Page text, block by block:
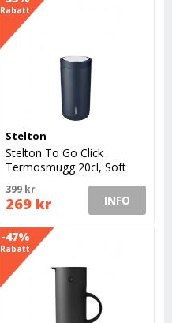
Rabatt
Stelton
Stelton To Go Click
Termosmugg 20cl, Soft
399 kr
269 kr INFO
-47%
Rabatt